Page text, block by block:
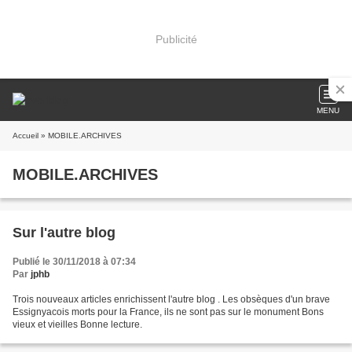
Publicité
MENU
Accueil » MOBILE.ARCHIVES
MOBILE.ARCHIVES
Sur l'autre blog
Publié le 30/11/2018 à 07:34
Par jphb
Trois nouveaux articles enrichissent l'autre blog . Les obsèques d'un brave
Essignyacois morts pour la France, ils ne sont pas sur le monument Bons
vieux et vieilles Bonne lecture.